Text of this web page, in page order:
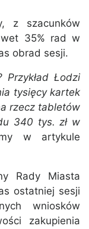
z szacunków
35% rad w
obrad sesji.
Przykład Łodzi
tysięcy kartek
rzecz tabletów
340 tys. zł w
w artykule
Rady Miasta
ostatniej sesji
wniosków
zakupienia